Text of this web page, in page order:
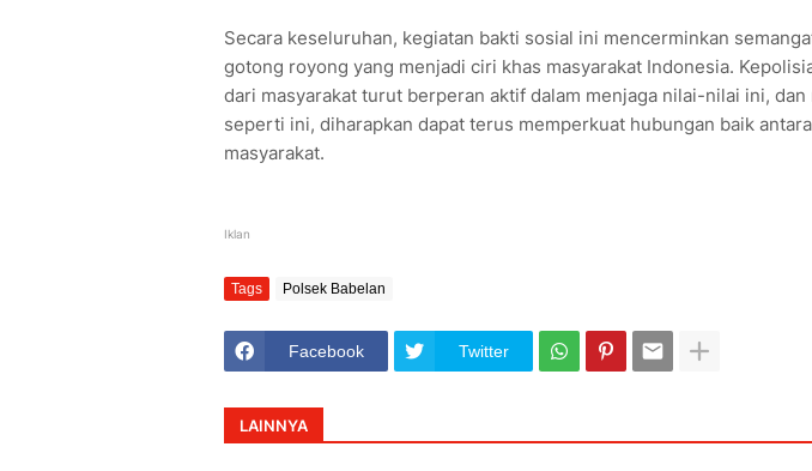
Secara keseluruhan, kegiatan bakti sosial ini mencerminkan
gotong royong yang menjadi ciri khas masyarakat Indonesia.
dari masyarakat turut berperan aktif dalam menjaga nilai-nilai ini, dan
seperti ini, diharapkan dapat terus memperkuat hubungan baik
masyarakat.
Iklan
Tags Polsek Babelan
Facebook Twitter
LAINNYA